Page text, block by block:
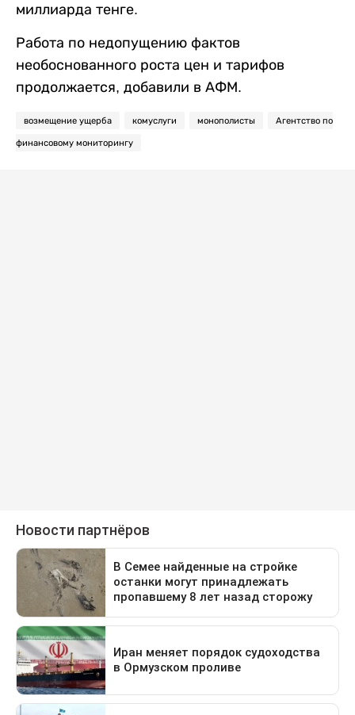
миллиарда тенге.
Работа по недопущению фактов
необоснованного роста цен и тарифов
продолжается, добавили в АФМ.
возмещение ущерба комуслуги монополисты Агентство по
финансовому мониторингу